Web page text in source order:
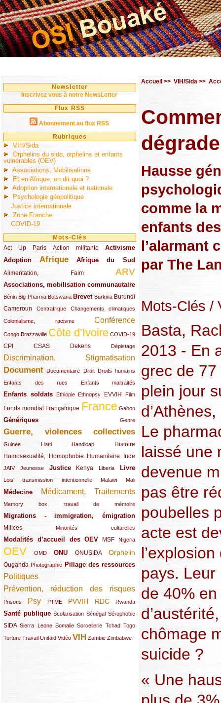
Newsletter
Inscrivez vous à notre NewsLetter
Flux RSS
Abonnement au flux RSS
Rubriques
VIH/Sida
Orphelins du sida, orphelins et enfants
vulnérables (OEV)
Associations, Mobilisations
Et en Afrique, on dit quoi ?
Adoption internationale et nationale
Psychologie géopolitique
Justice internationale
Zone Franche
COVID-19
Mots-Clés
Act Up Paris
(49/289) Action militante
(32/289) Activisme
(73/289)
Adoption
(82/289) Afrique
(161/289) Afrique du Sud
(73/289)
Alimentation, Faim
(48/289) ARV
(203/289)
Associations, mobilisation communautaire
(65/289)
Bénin
(13/289)Big Pharma
(16/289) Botswana
(9/289) Brevet
(83/289) Burkina
(18/289) Burundi
(30/289)
Cameroun
(47/289) Centrafrique
(23/289) Changements climatiques
(10/289)
Colonialisme, racisme
(19/289) Conférence
(118/289)
Congo Brazzaville
(24/289) Côte d’Ivoire
(263/289) COVID-19
(13/289)
CPI
(48/289) CSAS
(32/289) Dekens
(29/289) Dépistage
(19/289)
Discrimination, Stigmatisation
(131/289)
Document
(145/289) Documentaire
(9/289) Droit
(20/289) Droits humains
(22/289)
Enfants des rues
(21/289) Enfants maltraités
(10/289)
Enfants soldats
(68/289) Ethiopie
(12/289) Ethnopsy
(15/289) EVVIH
(55/289) Film
(22/289)
Fonds mondial
(48/289) Françafrique
(39/289) France
(289/289) Gabon
(12/289)
Génériques
(59/289) Genre
(22/289)
Guerre, violences collectives
(149/289)
Guinée
(12/289) Haïti
(15/289) Handicap
(10/289) Histoire
(49/289)
Homosexualité, Homophobie
(44/289) Humanitaire
(47/289) Inde
(34/289)
JAIV
(10/289)Jeunesse
(21/289) Justice
(65/289) Kenya
(35/289) Liberia
(25/289) Livre
(62/289)
Lois transmission intentionnelle
(24/289) Malawi
(11/289) Mali
(21/289)
Médecine
(62/289) Médicament, Traitements
(142/289)
Memory box, travail de mémoire
(11/289)
Migrations - immigration, émigration
(67/289)
Milices
(34/289) Minorités culturelles
(15/289)
Modalités d’accueil des OEV
(58/289) MSF
(54/289) Nigeria
(27/289)
OEV
(269/289) OMD
(26/289) ONU
(58/289) ONUSIDA
(44/289) Orphelin
(112/289)
Ouganda
(29/289) Photographie
(27/289) Pillage des ressources
(77/289)
Politiques
(120/289)
Prévention, réduction des risques
(131/289)
Prisons
(22/289) Psy
(119/289) PTME
(12/289) PVVIH
(111/289) RDC
(104/289) Rwanda
(23/289)
Santé publique
(59/289) Scolarisation
(9/289) Sénégal
(13/289) Sérophobie
(19/289)
SIDA
(29/289)Sierra Leone
(13/289) Somalie
(12/289) Sorcellerie
(19/289) Tchad
(10/289) Togo
(15/289)
Torture
(17/289)Travail
(21/289) Unitaid
(26/289) Vidéo
(23/289) VIH
(154/289) Zambie
(12/289) Zimbabwe
(21/289)
Accueil >> VIH/Sida >>
Hausse
comme la
enfants
l’alarmant
par The
Mots-Clés /
Basta,
2013 - En
grec de
plein jour
Le
laissé une
devenue
pas être
poubelles
acte est
pays.
de 40%
chômage
suicide ?
« Une